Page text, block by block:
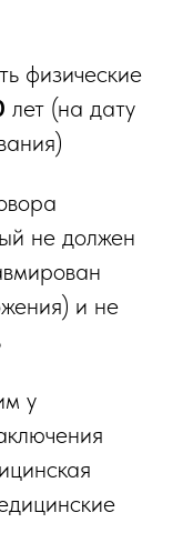
физические
лет (на дату
не должен
и не
у